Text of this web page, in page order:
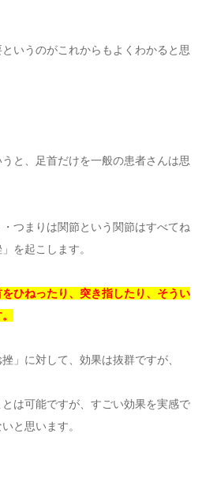
いうのがこれからもよくわかると思
と、足首だけを一般の患者さんは思
つまりは関節という関節はすべてね
を起こします。
ひねったり、突き指したり、そうい
」に対して、効果は抜群ですが、
は可能ですが、すごい効果を実感で
と思います。